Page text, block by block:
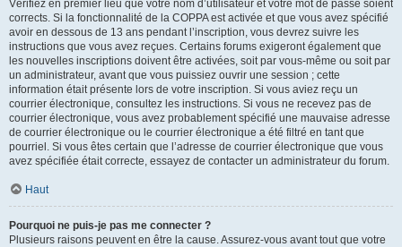
Vérifiez en premier lieu que votre nom d’utilisateur et votre mot de passe soient
corrects. Si la fonctionnalité de la COPPA est activée et que vous avez spécifié
avoir en dessous de 13 ans pendant l’inscription, vous devrez suivre les
instructions que vous avez reçues. Certains forums exigeront également que
les nouvelles inscriptions doivent être activées, soit par vous-même ou soit par
un administrateur, avant que vous puissiez ouvrir une session ; cette
information était présente lors de votre inscription. Si vous aviez reçu un
courrier électronique, consultez les instructions. Si vous ne recevez pas de
courrier électronique, vous avez probablement spécifié une mauvaise adresse
de courrier électronique ou le courrier électronique a été filtré en tant que
pourriel. Si vous êtes certain que l’adresse de courrier électronique que vous
avez spécifiée était correcte, essayez de contacter un administrateur du forum.
Haut
Pourquoi ne puis-je pas me connecter ?
Plusieurs raisons peuvent en être la cause. Assurez-vous avant tout que votre